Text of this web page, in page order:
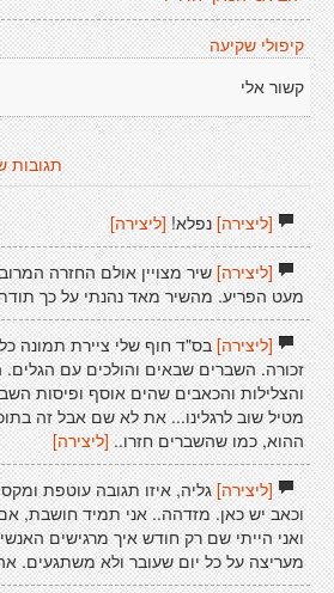
קיפולי שקיעה
קשור אלי
תגובות
[ליצירה]נפלא! [ליצירה]
[ליצירה]שיר מצויין אולם החזרה
מעט הפריע. מהשיר מאד נהנתי על כך
[ליצירה]בס"ד חוף שלי ציירת תמונה
זכורה. השברים שבאים והולכים עם הגלים.
והצלילות והכאבים שהים אוסף ופיסות
מטיל שוב לרגלינו... את לא שם אבל זה
ההוא, כמו שהשברים חזרו.. [ליצירה]
[ליצירה]גליה, איזו תגובה עוטפת
וכאב יש כאן. מזדהה.. אני תמיד חושבת,
ואני הייתי שם רק חודש איך מרגישים
מעריצה על כל יום שעובר ולא משתגעים.